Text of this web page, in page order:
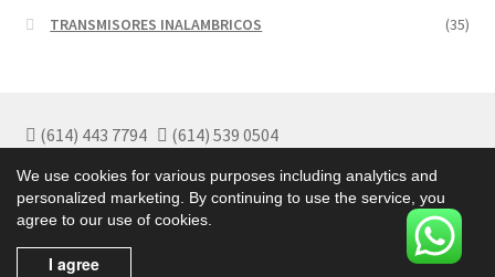
TRANSMISORES INALAMBRICOS
(35)
(614) 443 7794
(614) 539 0504
Políticas de Privacidad
Términos y Condiciones
We use cookies for various purposes including analytics and
personalized marketing. By continuing to use the service, you
agree to our use of cookies.
I agree